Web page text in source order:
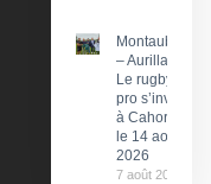
Montauban
– Aurillac :
Le rugby
pro s’invite
à Cahors
le 14 août
2026
7 août 2026